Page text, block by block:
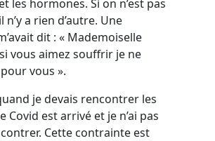
les hormones. Si on n’est pas
n’y a rien d’autre. Une
dit : « Mademoiselle
vous aimez souffrir je ne
vous ».
je devais rencontrer les
Covid est arrivé et je n’ai pas
Cette contrainte est